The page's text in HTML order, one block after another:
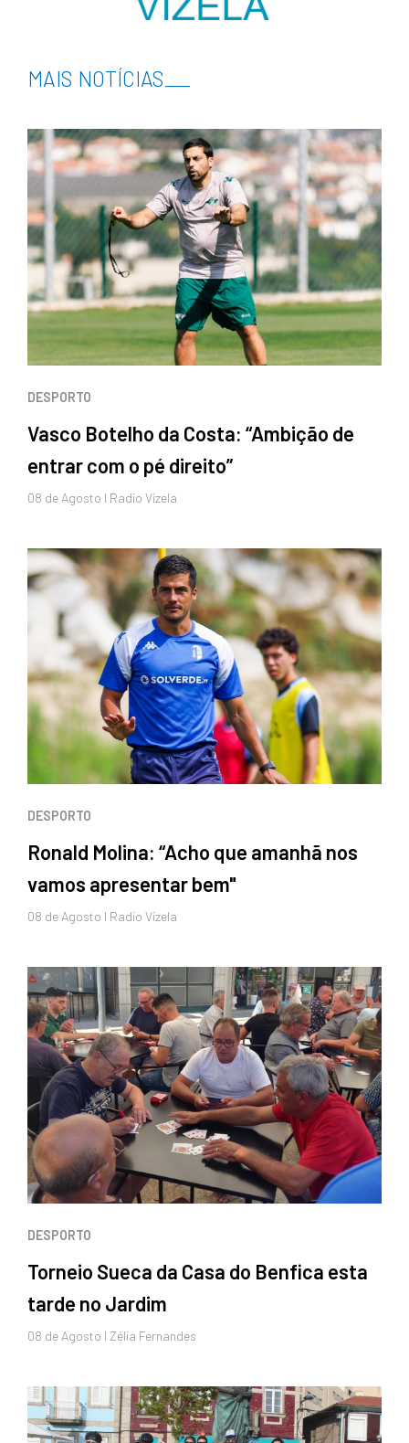
MAIS NOTÍCIAS
DESPORTO
Vasco Botelho da Costa: “Ambição de
entrar com o pé direito”
08 de Agosto I Radio Vizela
DESPORTO
Ronald Molina: “Acho que amanhã nos
vamos apresentar bem"
08 de Agosto I Radio Vizela
DESPORTO
Torneio Sueca da Casa do Benfica esta
tarde no Jardim
08 de Agosto I Zélia Fernandes